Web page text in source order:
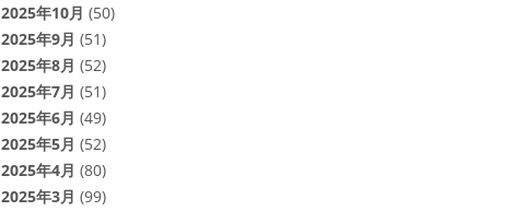
2025年10月 (50)
2025年9月 (51)
2025年8月 (52)
2025年7月 (51)
2025年6月 (49)
2025年5月 (52)
2025年4月 (80)
2025年3月 (99)